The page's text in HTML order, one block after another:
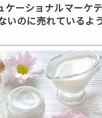
ケーショナルマーケ
いのに売れているよ